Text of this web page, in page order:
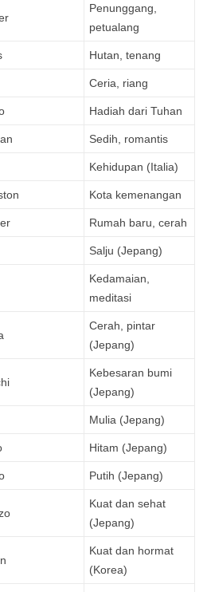
Penunggang,
petualang
Hutan, tenang
Ceria, riang
Hadiah dari Tuhan
Sedih, romantis
Kehidupan (Italia)
Kota kemenangan
Rumah baru, cerah
Salju (Jepang)
Kedamaian,
meditasi
Cerah, pintar
(Jepang)
Kebesaran bumi
(Jepang)
Mulia (Jepang)
Hitam (Jepang)
Putih (Jepang)
Kuat dan sehat
(Jepang)
Kuat dan hormat
(Korea)